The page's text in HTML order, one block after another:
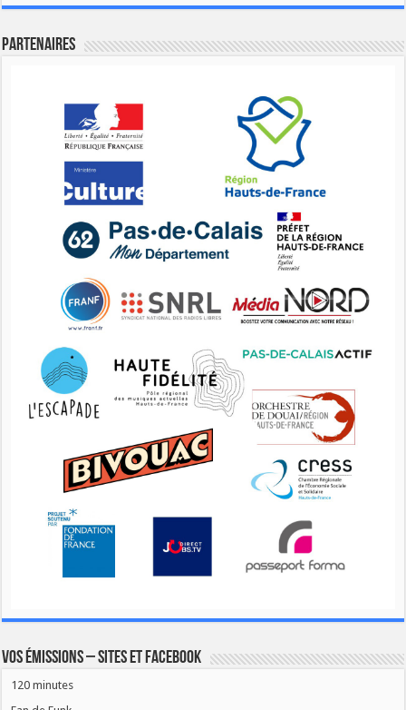
Partenaires
Vos émissions – Sites et Facebook
120 minutes